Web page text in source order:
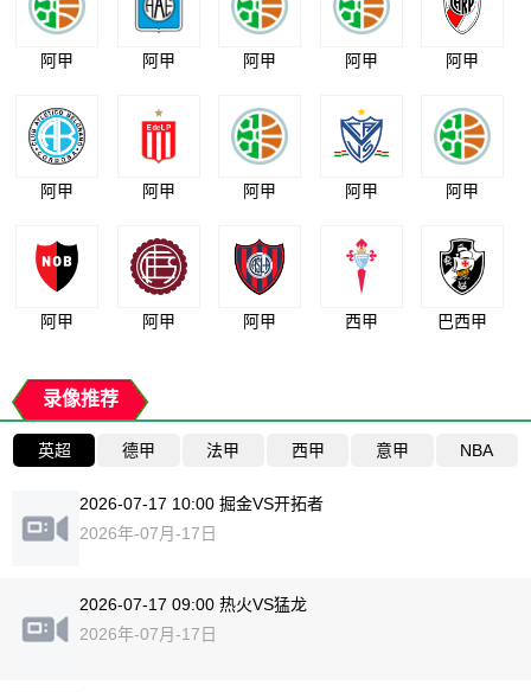
阿甲 阿甲 阿甲 阿甲 阿甲
阿甲 阿甲 阿甲 阿甲 阿甲
阿甲 阿甲 阿甲 西甲 巴西甲
录像推荐
英超 德甲 法甲 西甲 意甲 NBA
2026-07-17 10:00 掘金VS开拓者
2026年-07月-17日
2026-07-17 09:00 热火VS猛龙
2026年-07月-17日